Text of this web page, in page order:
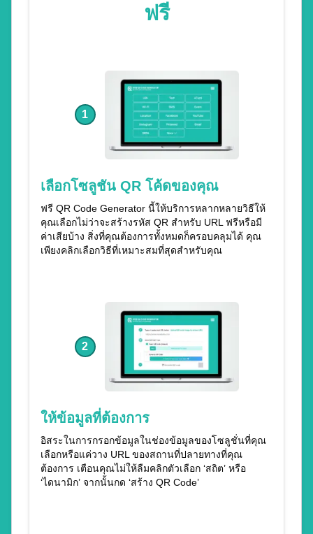
ฟรี
1
เลือกโซลูชัน QR โค้ดของคุณ
ฟรี QR Code Generator นี้ให้บริการหลากหลายวิธีให้
คุณเลือกไม่ว่าจะสร้างรหัส QR สำหรับ URL ฟรีหรือมี
ค่าเสียบ้าง สิ่งที่คุณต้องการทั้งหมดก็ครอบคลุมได้ คุณ
เพียงคลิกเลือกวิธีที่เหมาะสมที่สุดสำหรับคุณ
2
ให้ข้อมูลที่ต้องการ
อิสระในการกรอกข้อมูลในช่องข้อมูลของโซลูชั่นที่คุณ
เลือกหรือแค่วาง URL ของสถานที่ปลายทางที่คุณ
ต้องการ เตือนคุณไม่ให้ลืมคลิกตัวเลือก ‘สถิต’ หรือ
‘ไดนามิก’ จากนั้นกด ‘สร้าง QR Code’